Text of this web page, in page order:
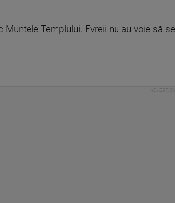
Templului. Evreii nu au voie să se